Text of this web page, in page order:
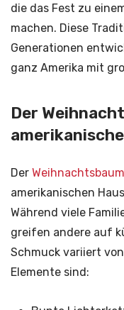
die das Fest zu
machen. Diese
Generationen
ganz Amerika mit
Der
Der Weihnachtsbaum
amerikanischen
Während viele
greifen andere auf
Schmuck variiert
Elemente sind: